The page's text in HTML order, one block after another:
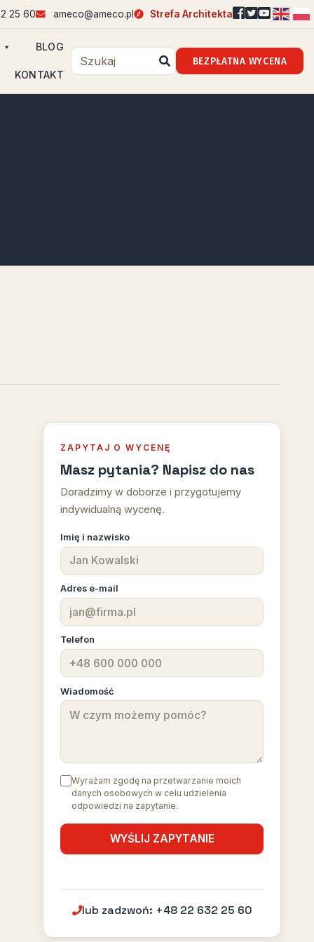
25 60 ameco@ameco.pl Strefa Architekta
BLOG
KONTAKT
BEZPŁATNA WYCENA
ZAPYTAJ O WYCENĘ
Masz pytania? Napisz do nas
Doradzimy w doborze i przygotujemy
indywidualną wycenę.
Imię i nazwisko
Adres e-mail
Telefon
Wiadomość
Wyrażam zgodę na przetwarzanie moich
danych osobowych w celu udzielenia
odpowiedzi na zapytanie.
lub zadzwoń: +48 22 632 25 60